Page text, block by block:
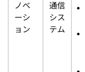
ノベ
ーシ
ョン
通信
シス
テム